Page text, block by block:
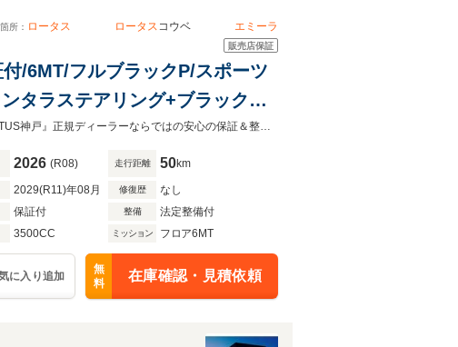
所： ロータス ロータスコウベ エミーラ
販売店保証
/6MT/フルブラックP/スポーツ
タラステアリング+ブラック
リパー/20インチダイヤモンドジーライオンGROUP運営 兵庫県唯一のLOTUS正規ディーラー『LOTUS神戸』正規ディーラーならではの安心の保証＆整備付/全国納車いたします。
2026 (R08) 走行距離 50km
2029(R11)年08月 修復歴 なし
保証付 整備 法定整備付
3500CC ミッション フロア6MT
に入り追加
無
料
在庫確認・見積依頼